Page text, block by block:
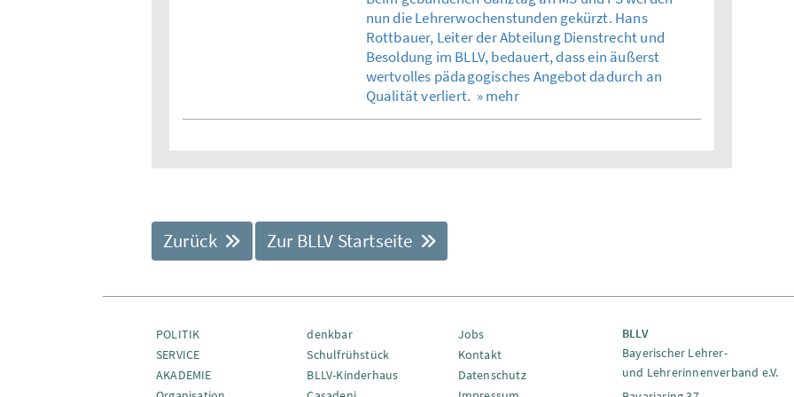
nun die Lehrerwochenstunden gekürzt. Hans
Rottbauer, Leiter der Abteilung Dienstrecht und
Besoldung im BLLV, bedauert, dass ein äußerst
wertvolles pädagogisches Angebot dadurch an
Qualität verliert. » mehr
Zurück Zur BLLV Startseite
POLITIK
SERVICE
AKADEMIE
denkbar
Schulfrühstück
BLLV-Kinderhaus
Jobs
Kontakt
Datenschutz
BLLV
Bayerischer Lehrer-
und Lehrerinnenverband e.V.